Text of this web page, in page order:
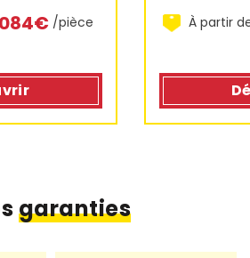
/pièce
À partir
garanties